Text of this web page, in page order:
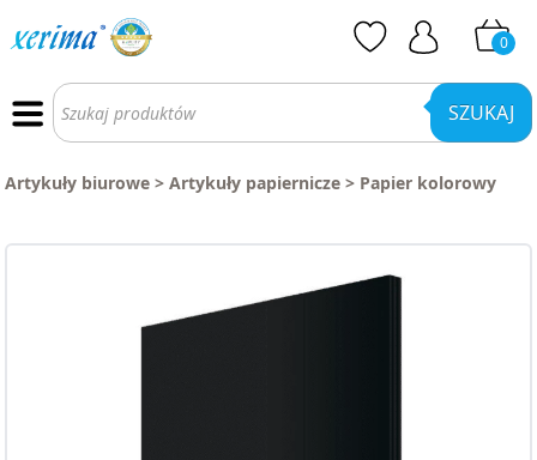
0
Wyszukiwarka
produktów SZUKAJ
Artykuły biurowe > Artykuły papiernicze > Papier kolorowy